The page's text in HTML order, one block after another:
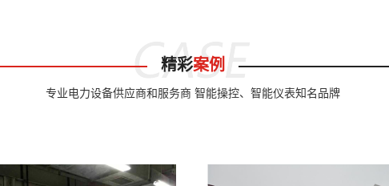
精彩案例
专业电力设备供应商和服务商 智能操控、智能仪表知名品牌